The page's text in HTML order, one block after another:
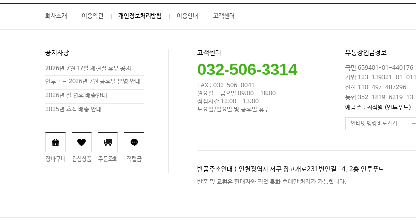
회사소개 이용약관 개인정보처리방침 이용안내 고객센터
공지사항
2026년 7월 17일 제헌절 휴무 공지
인투푸드 2026년 7월 공휴일 운영 안내
2026년 설 연휴 배송안내
2025년 추석 배송 안내
장바구니 관심상품 주문조회 적립금
고객센터
032-506-3314
FAX : 032-506-0041
월요일 - 금요일 09:00 - 18:00
점심시간 12:00 - 13:00
토요일/일요일 및 공휴일 휴무
무통장입금정보
국민 659401-01-440176
기업 123-139321-01-011
신한 110-497-487296
농협 352-1819-6219-13
예금주 : 최석원 (인투푸드)
인터넷 뱅킹 바로가기
반품주소안내 ) 인천광역시 서구 장고개로231번안길 14, 2층 인투푸드
반품 및 교환은 판매자와 직접 통화 후에만 처리가 가능합니다.